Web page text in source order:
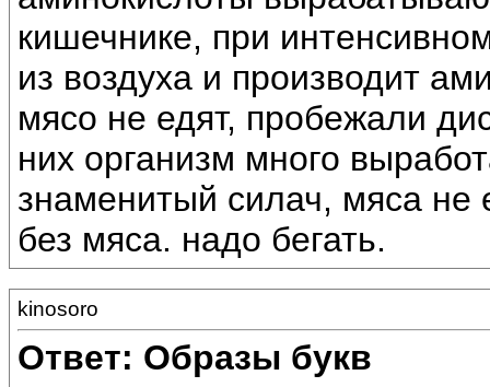
кишечнике, при
из воздуха и производит
мясо не едят, пробежали
них организм много
знаменитый силач, мяса не
без мяса. надо бегать.
kinosoro
Ответ: Образы букв